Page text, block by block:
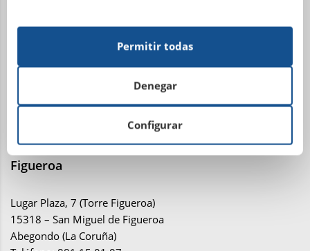
Avenida Metrosidero, S/N
15001 La Coruña
Instalaciones ecuestres y equitación Finca de
Figueroa
Lugar Plaza, 7 (Torre Figueroa)
15318 – San Miguel de Figueroa
Abegondo (La Coruña)
Configurar
Denegar
Permitir todas